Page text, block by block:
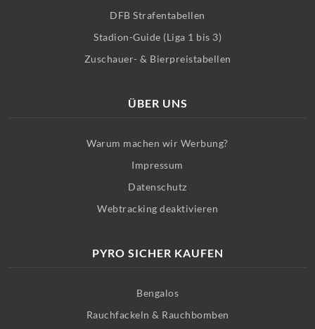
DFB Strafentabellen
Stadion-Guide (Liga 1 bis 3)
Zuschauer- & Bierpreistabellen
ÜBER UNS
Warum machen wir Werbung?
Impressum
Datenschutz
Webtracking deaktivieren
PYRO SICHER KAUFEN
Bengalos
Rauchfackeln & Rauchbomben